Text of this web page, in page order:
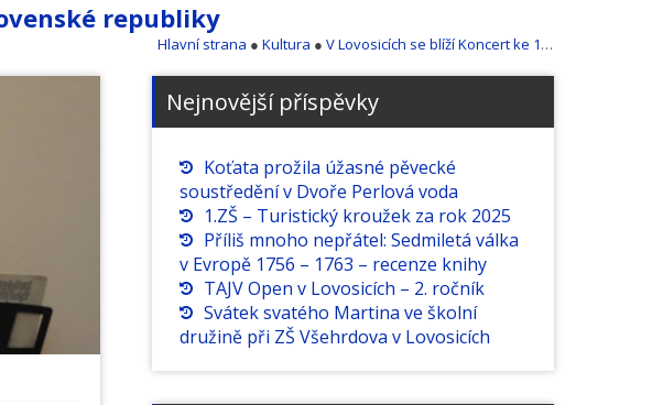
republiky
Hlavní strana ● Kultura ● V Lovosicích se blíží Koncert ke 100. výročí vzniku Československé republiky
Nejnovější příspěvky
Koťata prožila úžasné pěvecké
soustředění v Dvoře Perlová voda
1.ZŠ – Turistický kroužek za rok 2025
Příliš mnoho nepřátel: Sedmiletá válka
v Evropě 1756 – 1763 – recenze knihy
TAJV Open v Lovosicích – 2. ročník
Svátek svatého Martina ve školní
družině při ZŠ Všehrdova v Lovosicích